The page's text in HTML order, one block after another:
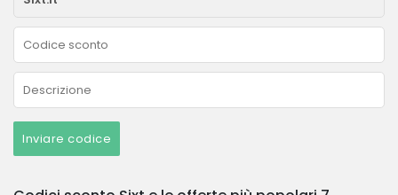
Inviare codice